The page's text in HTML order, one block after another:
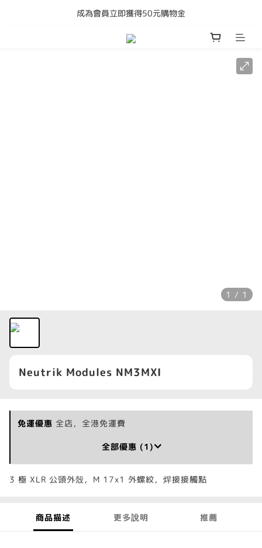
購買任何產品即享全港免運費
成為會員立即獲得50元購物金
購買任何產品即享全港免運費
1 / 1
Neutrik Modules NM3MXI
免運優惠 全店，全港免運費
全部優惠 (1)
3 極 XLR 公頭外殼，M 17x1 外螺紋，焊接接觸點
商品描述 更多說明 推薦